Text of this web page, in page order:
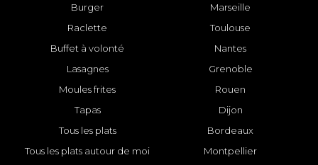
Burger
Raclette
Buffet à volonté
Lasagnes
Moules frites
Tapas
Tous les plats
Tous les plats autour de moi
Marseille
Toulouse
Nantes
Grenoble
Rouen
Dijon
Bordeaux
Montpellier